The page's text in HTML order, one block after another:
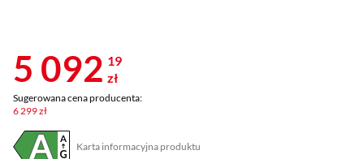
5 092 19
zł
Sugerowana cena producenta:
6 299 zł
Karta informacyjna produktu
Plik w formacie pdf
(otworzy się w nowym oknie)